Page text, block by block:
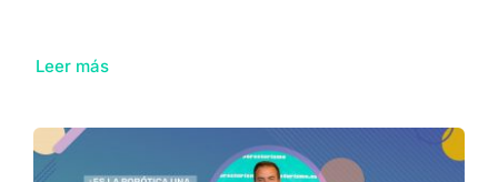
Leer más